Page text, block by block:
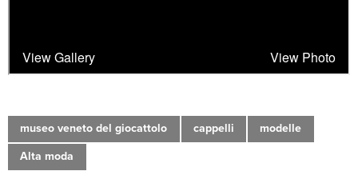
museo veneto del giocattolo cappelli modelle
Alta moda